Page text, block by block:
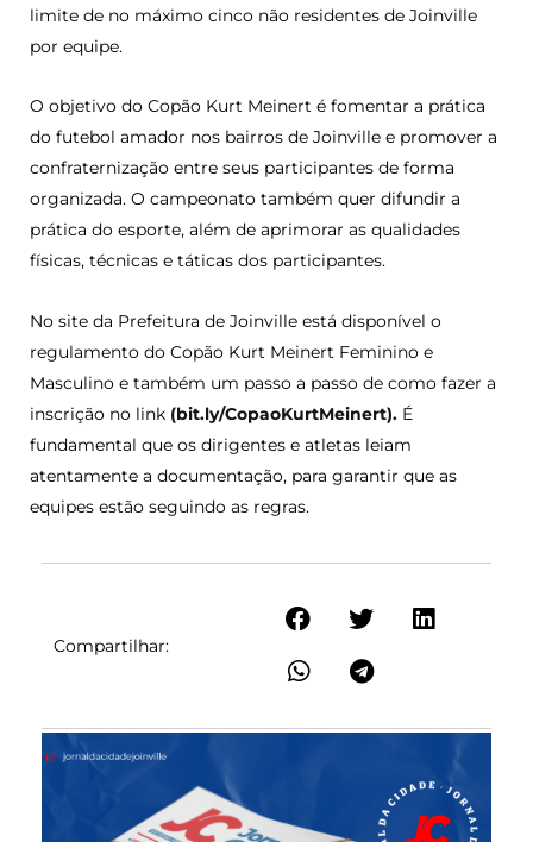
limite de no máximo cinco não residentes de Joinville
por equipe.
O objetivo do Copão Kurt Meinert é fomentar a prática
do futebol amador nos bairros de Joinville e promover a
confraternização entre seus participantes de forma
organizada. O campeonato também quer difundir a
prática do esporte, além de aprimorar as qualidades
físicas, técnicas e táticas dos participantes.
No site da Prefeitura de Joinville está disponível o
regulamento do Copão Kurt Meinert Feminino e
Masculino e também um passo a passo de como fazer a
inscrição no link (bit.ly/CopaoKurtMeinert). É
fundamental que os dirigentes e atletas leiam
atentamente a documentação, para garantir que as
equipes estão seguindo as regras.
Compartilhar: